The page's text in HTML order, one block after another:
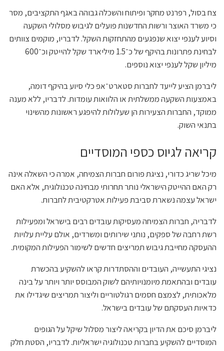
צח בסול, רפרנט מחקר ופיתוח והשכלה גבוהה באגף התקציבים, מסר
כי משרד האוצר ורשות החדשנות פועלים לגיבוש מסלולי השקעה
וסיוע לענפי יצוא שנפגעים מהתחזקות השקל. לדבריו, מוקמים צוותים
לבחינת פתרונות בהיקף של כ־1.5 מיליארד שקל להייטק וכ־600
מיליון שקל לענפי יצוא נוספים.
ליברמן הציע לייעד לחברות סטארט־אפ כלי סיוע בהיקף דומה,
באמצעות השקעה ממשלתית או הלוואות עומדות. לדבריו, ללא מענה
ממוקד, החברות הצעירות הן שעלולות להיפגע ראשונות מהשינוי
בתנאי השוק.
קריאה לגיוס כספי המוסדיים
מיכל שריג כדורי, נציגת פורום חברות הצמיחה, אמרה כי השאלה אינה
רק האם ההייטק הישראלי נותר תחרותי מבחינה טכנולוגית, אלא האם
ישראל עצמה נשארת סביבת פעילות אטרקטיבית לחברות.
לדבריה, חברות הצמיחה מעסיקות עובדים רבים בישראל ומפעילות
רשת רחבה של ספקים, נותני שירותים ומשרדים, אולם עליית עלויות
ההעסקה מחייבת גיבוש תמריצים חדשים לשימור הפעילות המקומית.
נציגי התעשייה, העובדים וההסתדרות קראו להשקיע בהכשרת
עובדים ובהתאמת מיומנויותיהם לשוק המבוסס יותר ויותר על בינה
מלאכותית, לצמצם חסמים רגולטוריים וליצור תמריצים שיגדילו את
כדאיות העסקתם של עובדים בישראל.
ליברמן סיכם את הדיון בקריאה ליצור מסלול שיקל על הגופים
המוסדיים להשקיע בחברות טכנולוגיה ישראליות. לדבריו, הסטת חלק